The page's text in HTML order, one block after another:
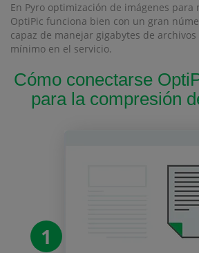
En Pyro optimización de imágenes
OptiPic funciona bien con un gran
capaz de manejar gigabytes de
mínimo en el servicio.
Cómo conectarse
para la compresión
1